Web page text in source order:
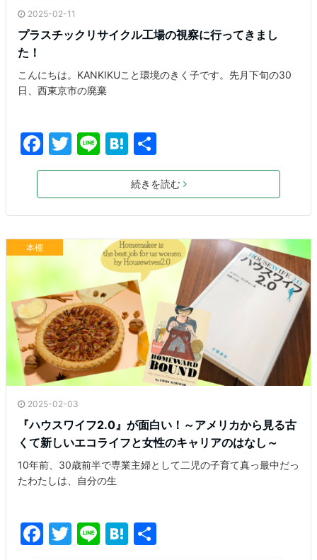
2025-02-11
プラスチックリサイクル工場の視察に行ってきまし
た！
こんにちは。KANKIKUこと環境のきく子です。先月下旬の30
日、西東京市の廃棄
F
a
e
b
o
o
k
T
w
er
Li
n
H
at
e
n
a
有
続きを読む
本棚
2025-02-03
『ハウスワイフ2.0』が面白い！～アメリカから見る古
くて新しいエコライフと女性のキャリアのはなし～
10年前、30歳前半で専業主婦として二児の子育て真っ最中だっ
たわたしは、自分の生
F
T
Li H